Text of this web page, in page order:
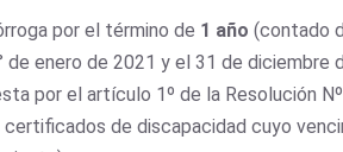
por el término de 1 año (contado
enero de 2021 y el 31 de diciembre
por el artículo 1º de la Resolución
de discapacidad cuyo